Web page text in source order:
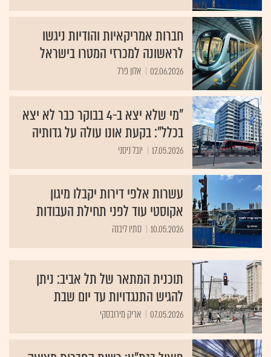
חברות אמריקאיות והודיות ניגשו
לראשונה למכרזי המטרו בישראל
02.06.2026 אלון פרל
"מי שלא יצא ב-4 בבוקר כבר לא יצא
בכלל": בקעת אונו עולה על גדותיה
17.05.2026 יובל ניסני
עשרות אלפי דירות יקבלו מיגון
אקוסטי עוד לפני תחילת העבודות
10.05.2026 סתיו ליבנה
תוכנית המתאר של תל אביב: ניתן
להגיש התנגדויות עד יום שבת
07.05.2026 אריק מירובסקי